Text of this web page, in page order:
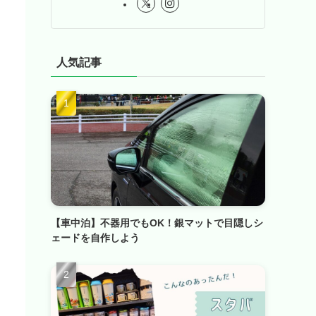
人気記事
【車中泊】不器用でもOK！銀マットで目隠しシ
ェードを自作しよう